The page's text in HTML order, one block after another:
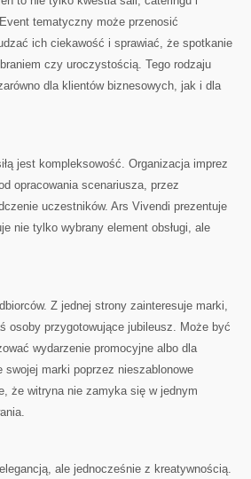
tematyczny może przenosić
ich ciekawość i sprawiać, że spotkanie
czy uroczystością. Tego rodzaju
dla klientów biznesowych, jak i dla
jest kompleksowość. Organizacja imprez
opracowania scenariusza, przez
uczestników. Ars Vivendi prezentuje
nie tylko wybrany element obsługi, ale
Z jednej strony zainteresuje marki,
osoby przygotowujące jubileusz. Może być
wydarzenie promocyjne albo dla
marki poprzez nieszablonowe
że witryna nie zamyka się w jednym
ale jednocześnie z kreatywnością.